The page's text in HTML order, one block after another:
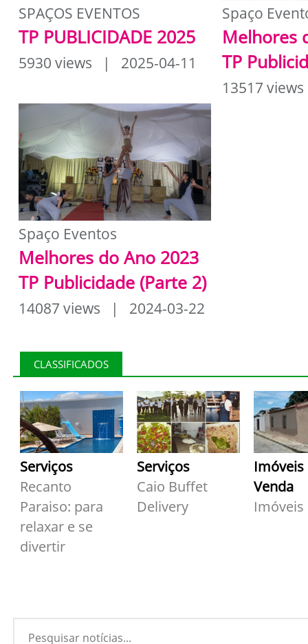
SPAÇOS EVENTOS
TP PUBLICIDADE 2025
5930 views | 2025-04-11
Spaço
Melhores
TP
13517
Spaço Eventos
Melhores do Ano 2023
TP Publicidade (Parte 2)
14087 views | 2024-03-22
CLASSIFICADOS
Serviços
Recanto
Paraiso: para
relaxar e se
divertir
Serviços
Caio Buffet
Delivery
Imóveis
Venda
Imóveis